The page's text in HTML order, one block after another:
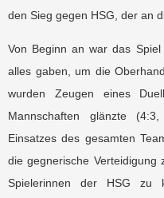
den Sieg gegen HSG, der an
Von Beginn an war das
alles gaben, um die
wurden Zeugen eines
Mannschaften glänzte
Einsatzes des gesamten
die gegnerische Verteidigung
Spielerinnen der HSG zu